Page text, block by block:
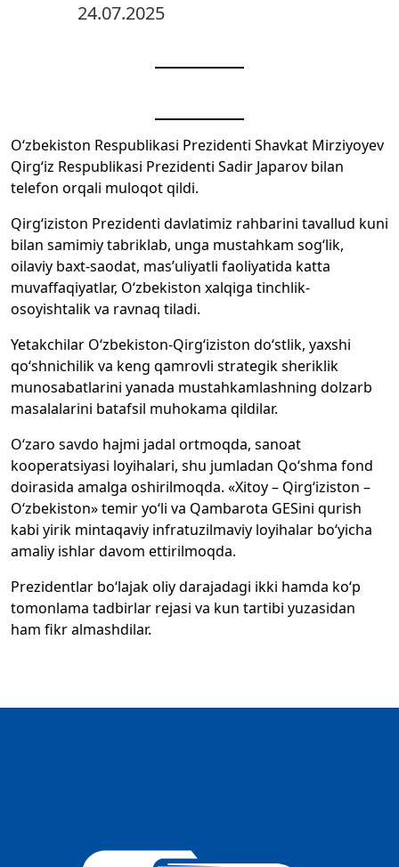
24.07.2025
O‘zbekiston Respublikasi Prezidenti Shavkat Mirziyoyev
Qirg‘iz Respublikasi Prezidenti Sadir Japarov bilan
telefon orqali muloqot qildi.
Qirg‘iziston Prezidenti davlatimiz rahbarini tavallud kuni
bilan samimiy tabriklab, unga mustahkam sog‘lik,
oilaviy baxt-saodat, mas’uliyatli faoliyatida katta
muvaffaqiyatlar, O‘zbekiston xalqiga tinchlik-
osoyishtalik va ravnaq tiladi.
Yetakchilar O‘zbekiston-Qirg‘iziston do‘stlik, yaxshi
qo‘shnichilik va keng qamrovli strategik sheriklik
munosabatlarini yanada mustahkamlashning dolzarb
masalalarini batafsil muhokama qildilar.
O‘zaro savdo hajmi jadal ortmoqda, sanoat
kooperatsiyasi loyihalari, shu jumladan Qo‘shma fond
doirasida amalga oshirilmoqda. «Xitoy – Qirg‘iziston –
O‘zbekiston» temir yo‘li va Qambarota GESini qurish
kabi yirik mintaqaviy infratuzilmaviy loyihalar bo‘yicha
amaliy ishlar davom ettirilmoqda.
Prezidentlar bo‘lajak oliy darajadagi ikki hamda ko‘p
tomonlama tadbirlar rejasi va kun tartibi yuzasidan
ham fikr almashdilar.